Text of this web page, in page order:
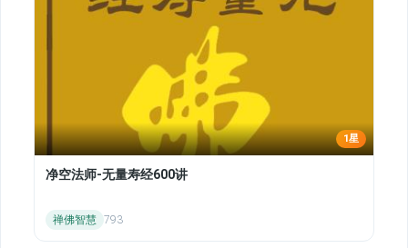
1星
净空法师-无量寿经600讲
禅佛智慧 793